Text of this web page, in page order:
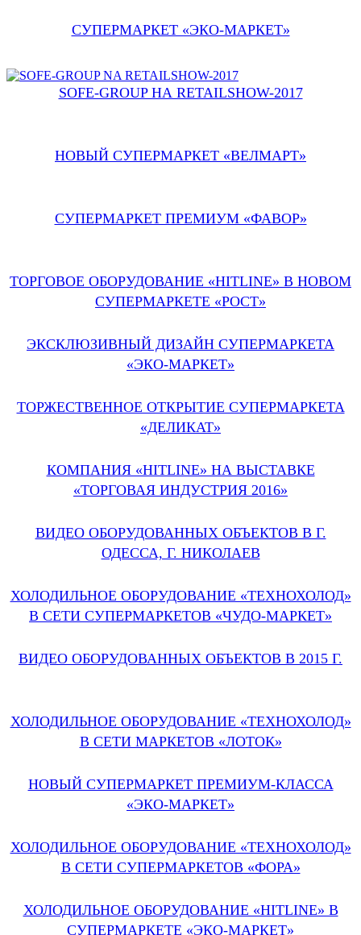
СУПЕРМАРКЕТ «ЭКО-МАРКЕТ»
SOFE-GROUP НА RETAILSHOW-2017
НОВЫЙ СУПЕРМАРКЕТ «ВЕЛМАРТ»
СУПЕРМАРКЕТ ПРЕМИУМ «ФАВОР»
ТОРГОВОЕ ОБОРУДОВАНИЕ «HITLINE» В НОВОМ
СУПЕРМАРКЕТЕ «РОСТ»
ЭКСКЛЮЗИВНЫЙ ДИЗАЙН СУПЕРМАРКЕТА
«ЭКО-МАРКЕТ»
ТОРЖЕСТВЕННОЕ ОТКРЫТИЕ СУПЕРМАРКЕТА
«ДЕЛИКАТ»
КОМПАНИЯ «HITLINE» НА ВЫСТАВКЕ
«ТОРГОВАЯ ИНДУСТРИЯ 2016»
ВИДЕО ОБОРУДОВАННЫХ ОБЪЕКТОВ В Г.
ОДЕССА, Г. НИКОЛАЕВ
ХОЛОДИЛЬНОЕ ОБОРУДОВАНИЕ «ТЕХНОХОЛОД»
В СЕТИ СУПЕРМАРКЕТОВ «ЧУДО-МАРКЕТ»
ВИДЕО ОБОРУДОВАННЫХ ОБЪЕКТОВ В 2015 Г.
ХОЛОДИЛЬНОЕ ОБОРУДОВАНИЕ «ТЕХНОХОЛОД»
В СЕТИ МАРКЕТОВ «ЛОТОК»
НОВЫЙ СУПЕРМАРКЕТ ПРЕМИУМ-КЛАССА
«ЭКО-МАРКЕТ»
ХОЛОДИЛЬНОЕ ОБОРУДОВАНИЕ «ТЕХНОХОЛОД»
В СЕТИ СУПЕРМАРКЕТОВ «ФОРА»
ХОЛОДИЛЬНОЕ ОБОРУДОВАНИЕ «HITLINE» В
СУПЕРМАРКЕТЕ «ЭКО-МАРКЕТ»